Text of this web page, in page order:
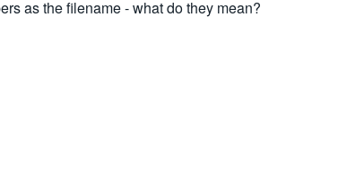
as the filename - what do they mean?